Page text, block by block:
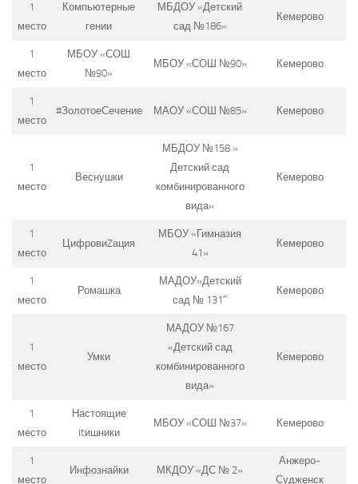
1
место
Компьютерные
гении
МБДОУ «Детский
сад №186»
Кемерово
1
место
МБОУ «СОШ
№90»
МБОУ «СОШ №90» Кемерово
1
место
#ЗолотоеСечение МАОУ «СОШ №85» Кемерово
1
место
Веснушки
МБДОУ №158 »
Детский сад
комбинированного
вида»
Кемерово
1
место
ЦифровиZация
МБОУ «Гимназия
41»
Кемерово
1
место
Ромашка
МАДОУ»Детский
сад № 131″
Кемерово
1
место
Умки
МАДОУ №167
«Детский сад
комбинированного
вида»
Кемерово
1
место
Настоящие
Itишники
МБОУ «СОШ №37» Кемерово
1
место
Инфознайки МКДОУ «ДС № 2»
Анжеро-
Судженск